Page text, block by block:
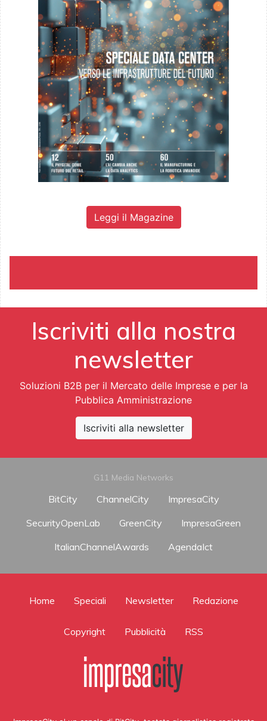
Leggi il Magazine
Iscriviti alla nostra
newsletter
Soluzioni B2B per il Mercato delle Imprese e per la
Pubblica Amministrazione
Iscriviti alla newsletter
G11 Media Networks
BitCity ChannelCity
ImpresaCity
SecurityOpenLab
GreenCity
ImpresaGreen
ItalianChannelAwards
AgendaIct
Home Speciali Newsletter Redazione
Copyright Pubblicità RSS